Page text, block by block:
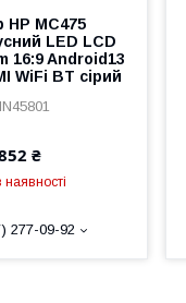
HP MC475
LED LCD
16:9 Android13
WiFi BT сірий
IN45801
₴
277-09-92